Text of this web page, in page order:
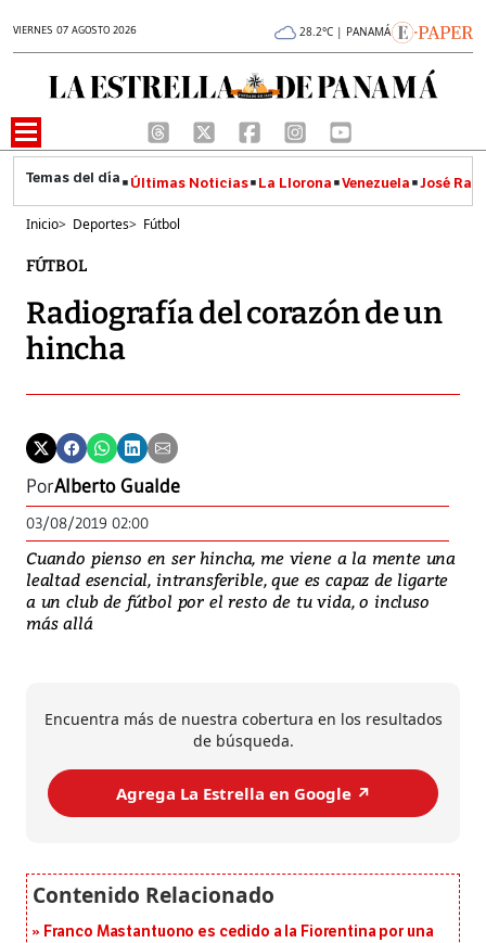
VIERNES 07 AGOSTO 2026 28.2°C | PANAMÁ
Últimas Noticias La Llorona Venezuela José
Inicio> Deportes> Fútbol
FÚTBOL
Radiografía del corazón de un
hincha
PorAlberto Gualde
03/08/2019 02:00
Cuando pienso en ser hincha, me viene a la mente una
lealtad esencial, intransferible, que es capaz de ligarte
a un club de fútbol por el resto de tu vida, o incluso
más allá
Encuentra más de nuestra cobertura en los resultados
de búsqueda.
Agrega La Estrella en Google ↗️
Franco Mastantuono es cedido a la Fiorentina por una